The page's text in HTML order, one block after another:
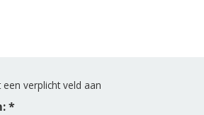
een verplicht veld aan
*